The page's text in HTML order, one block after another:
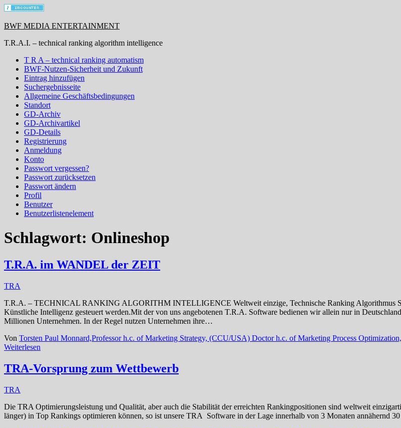
BWF MEDIA ENTERTAINMENT
T.R.A.I. – technical ranking algorithm intelligence
T R A – technical ranking automatism
BWF-Nutzen-Sicherheit und Zukunft
Eintrag hinzufügen
Suchergebnisseite
Allgemeine Geschäftsbedingungen
Standort
GD-Archiv
GD-Archivartikel
GD-Details
Registrierung
Anmeldung
Konto
Passwort vergessen?
Passwort zurücksetzen
Passwort ändern
Profil
Benutzer
Benutzerlistenelement
Schlagwort: Onlineshop
T.R.A. im WANDEL der ZEIT
TRA
T.R.A. – TECHNICAL RANKING ALGORITHM INTELLIGENCE Weltweit einzige, Technische Ranking Algorithmus
Künstliche Intelligenz gesteuert werden.Mit der von uns angebotenen T.R.A. Software bedienen wir allein nur in
Millionen Unternehmen. In der Regel nutzen Unternehmen ihre…
Von Torsten Paul Monnard,Professor h.c. of Marketing Strategy, (CCU/USA) Doctor h.c. of Marketing Process
Weiterlesen
TRA-Vorsprung zum Wettbewerb
TRA
Die TRA Optimierungsleistung und Qualität, aber auch die Stabilität der erreichten Rankingpositionen sind weltweit
länger) in Top Rankings optimieren können, so ist unsere TRA Software in der Lage innerhalb von 3 Monaten annähernd